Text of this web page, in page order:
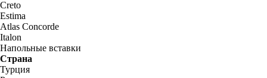
Creto
Estima
Atlas Concorde
Italon
Напольные вставки
Страна
Турция